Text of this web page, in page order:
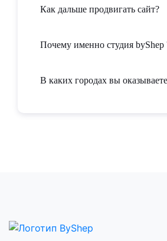
Специалисты компании byShep с
продвижения, считают, что создание
важный этап в развитии бизнеса и
Быстрая загрузка.
Как дальше продвигать сайт?
Почему именно студия byShep
В каких городах вы